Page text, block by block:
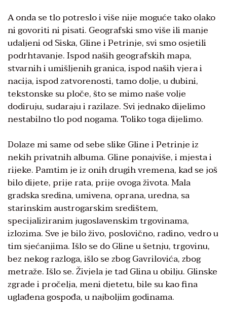
A onda se tlo potreslo i više nije moguće tako olako
ni govoriti ni pisati. Geografski smo više ili manje
udaljeni od Siska, Gline i Petrinje, svi smo osjetili
podrhtavanje. Ispod naših geografskih mapa,
stvarnih i umišljenih granica, ispod naših vjera i
nacija, ispod zatvorenosti, tamo dolje, u dubini,
tekstonske su ploče, što se mimo naše volje
dodiruju, sudaraju i razilaze. Svi jednako dijelimo
nestabilno tlo pod nogama. Toliko toga dijelimo.
Dolaze mi same od sebe slike Gline i Petrinje iz
nekih privatnih albuma. Gline ponajviše, i mjesta i
rijeke. Pamtim je iz onih drugih vremena, kad se još
bilo dijete, prije rata, prije ovoga života. Mala
gradska sredina, umivena, oprana, uredna, sa
starinskim austrogarskim središtem,
specijaliziranim jugoslavenskim trgovinama,
izlozima. Sve je bilo živo, poslovično, radino, vedro u
tim sjećanjima. Išlo se do Gline u šetnju, trgovinu,
bez nekog razloga, išlo se zbog Gavrilovića, zbog
metraže. Išlo se. Živjela je tad Glina u obilju. Glinske
zgrade i pročelja, meni djetetu, bile su kao fina
uglađena gospođa, u najboljim godinama.